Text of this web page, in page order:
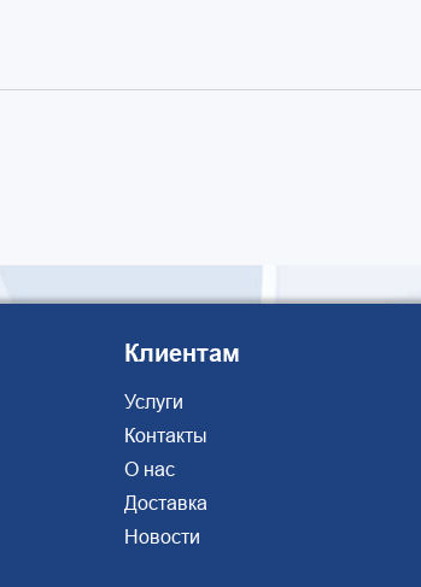
Клиентам
Услуги
Контакты
О нас
Доставка
Новости